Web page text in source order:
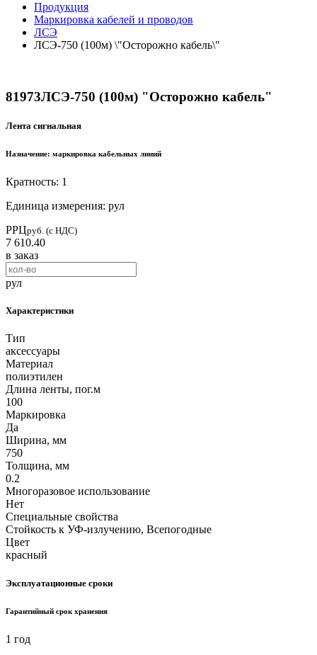
Продукция
Маркировка кабелей и проводов
ЛСЭ
ЛСЭ-750 (100м) \"Осторожно кабель\"
81973ЛСЭ-750 (100м) "Осторожно кабель"
Лента сигнальная
Назначение: маркировка кабельных линий
Кратность: 1
Единица измерения: рул
РРЦруб. (с НДС)
7 610.40
в заказ
рул
Характеристики
Тип
аксессуары
Материал
полиэтилен
Длина ленты, пог.м
100
Маркировка
Да
Ширина, мм
750
Толщина, мм
0.2
Многоразовое использование
Нет
Специальные свойства
Стойкость к УФ-излучению, Всепогодные
Цвет
красный
Эксплуатационные сроки
Гарантийный срок хранения
1 год